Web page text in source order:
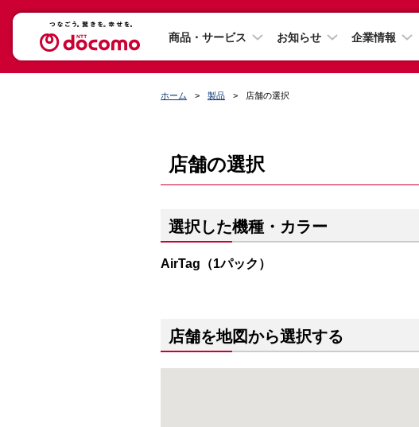
商品・サービス お知らせ 企業情報
ホーム 製品 店舗の選択
店舗の選択
選択した機種・カラー
AirTag（1パック）
店舗を地図から選択する